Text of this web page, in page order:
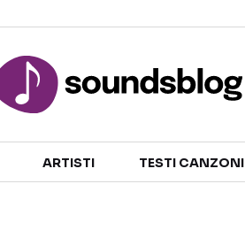
ARTISTI TESTI CANZONI